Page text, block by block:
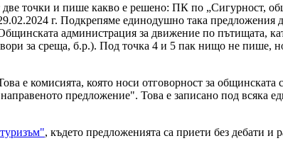
точки и пише какво е решено: ПК по „Сигурност,
г. Подкрепяме единодушно така
администрация за движение по пътищата,
за среща, б.р.). Под точка 4 и 5 пак нищо не пише,
е комисията, която носи отговорност за общинската
предложение". Това е записано под всяка
, където предложенията са приети без дебати и